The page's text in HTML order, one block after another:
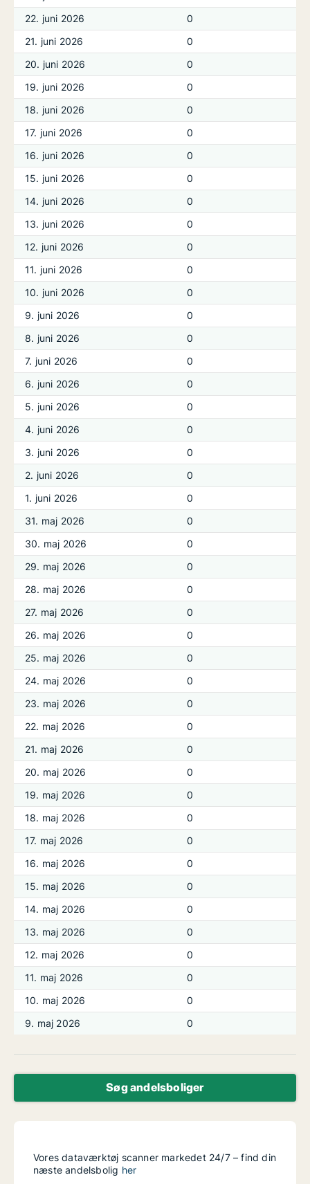
22. juni 2026
0
21. juni 2026
0
20. juni 2026
0
19. juni 2026
0
18. juni 2026
0
17. juni 2026
0
16. juni 2026
0
15. juni 2026
0
14. juni 2026
0
13. juni 2026
0
12. juni 2026
0
11. juni 2026
0
10. juni 2026
0
9. juni 2026
0
8. juni 2026
0
7. juni 2026
0
6. juni 2026
0
5. juni 2026
0
4. juni 2026
0
3. juni 2026
0
2. juni 2026
0
1. juni 2026
0
31. maj 2026
0
30. maj 2026
0
29. maj 2026
0
28. maj 2026
0
27. maj 2026
0
26. maj 2026
0
25. maj 2026
0
24. maj 2026
0
23. maj 2026
0
22. maj 2026
0
21. maj 2026
0
20. maj 2026
0
19. maj 2026
0
18. maj 2026
0
17. maj 2026
0
16. maj 2026
0
15. maj 2026
0
14. maj 2026
0
13. maj 2026
0
12. maj 2026
0
11. maj 2026
0
10. maj 2026
0
9. maj 2026
0
Søg andelsboliger
Vores dataværktøj scanner markedet 24/7 – find din
næste andelsbolig her